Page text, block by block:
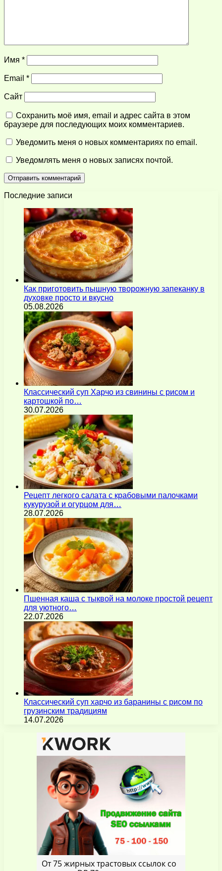
Имя *
Email *
Сайт
Сохранить моё имя, email и адрес сайта в этом
браузере для последующих моих комментариев.
Уведомить меня о новых комментариях по email.
Уведомлять меня о новых записях почтой.
Последние записи
Как приготовить пышную творожную запеканку в
духовке просто и вкусно
05.08.2026
Классический суп Харчо из свинины с рисом и
картошкой по…
30.07.2026
Рецепт легкого салата с крабовыми палочками
кукурузой и огурцом для…
28.07.2026
Пшенная каша с тыквой на молоке простой рецепт
для уютного…
22.07.2026
Классический суп харчо из баранины с рисом по
грузинским традициям
14.07.2026